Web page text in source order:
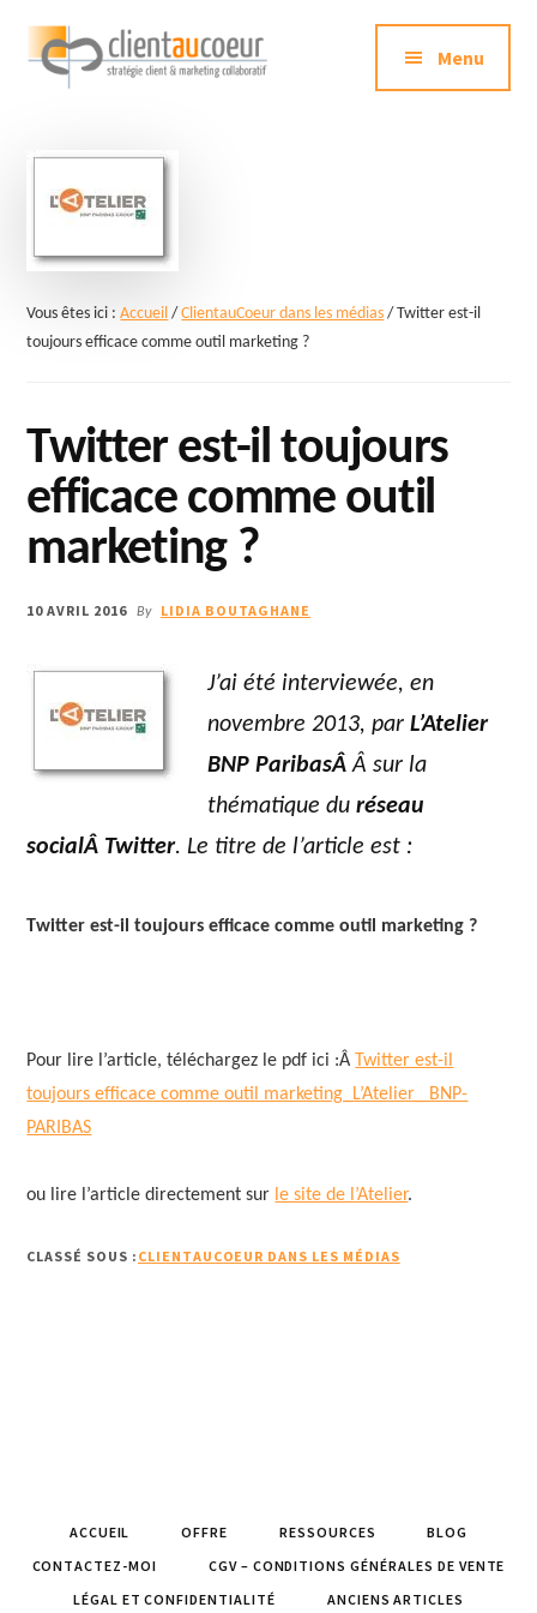
contenu
Additional
menu
des
expériences
mémorables
génératrices
ROI
Menu
Vous êtes ici :Accueil / ClientauCoeur dans les médias / Twitter est-il
toujours efficace comme outil marketing ?
Twitter est-il toujours
efficace comme outil
marketing ?
10 AVRIL 2016 By LIDIA BOUTAGHANE
J’ai été interviewée, en
novembre 2013, parL’Atelier
BNP ParibasÂÂ sur la
thématique duréseau
socialÂ Twitter. Le titre de l’article est :
Twitter est-il toujours efficace comme outil marketing ?
Pour lire l’article, téléchargez le pdf ici :Â Twitter est-il
toujours efficace comme outil marketing_L’Atelier_ BNP-
PARIBAS
ou lire l’article directement sur le site de l’Atelier.
CLASSÉ SOUS : CLIENTAUCOEUR DANS LES MÉDIAS
ACCUEIL OFFRE RESSOURCES
BLOG
CONTACTEZ-MOI
CGV – CONDITIONS GÉNÉRALES DE VENTE
LÉGAL ET CONFIDENTIALITÉ
ANCIENS ARTICLES